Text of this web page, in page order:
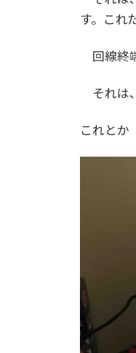
す。これ
回線終
それは
これとか